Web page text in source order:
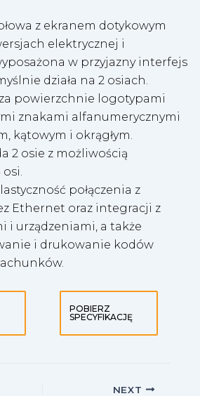
z ekranem dotykowym
elektrycznej i
w przyjazny interfejs
działa na 2 osiach.
powierzchnie logotypami
znakami alfanumerycznymi
kątowym i okrągłym.
2 osie z możliwością
połączenia z
Ethernet oraz integracji z
i urządzeniami, a także
i drukowanie kodów
POBIERZ
SPECYFIKACJĘ
NEXT